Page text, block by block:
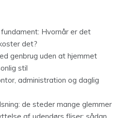
Hvornår er det
det?
genbrug uden at hjemmet
stil
administration og daglig
de steder mange glemmer